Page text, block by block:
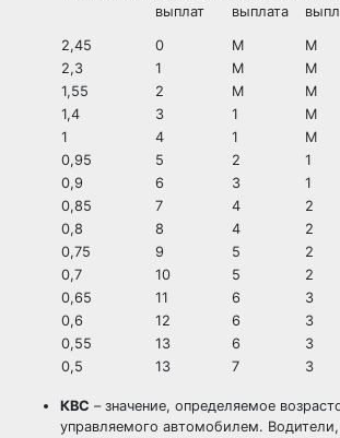
выплат
выплата
2,45
0 М М
2,3
1 М М
1,55
2 М М
1,4
3 1 М
1
4 1 М
0,95
5 2 1
0,9
6 3 1
0,85
7 4 2
0,8
8 4 2
0,75
9 5 2
0,7
10 5 2
0,65
11 6 3
0,6
12 6 3
0,55
13 6 3
0,5
13 7 3
КВС – значение, определяемое
управляемого автомобилем. Водители,